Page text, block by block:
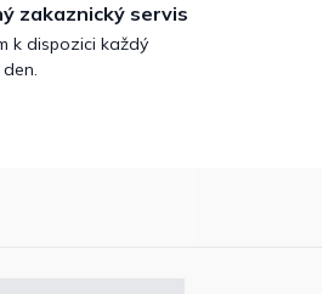
zakaznický servis
k dispozici každý